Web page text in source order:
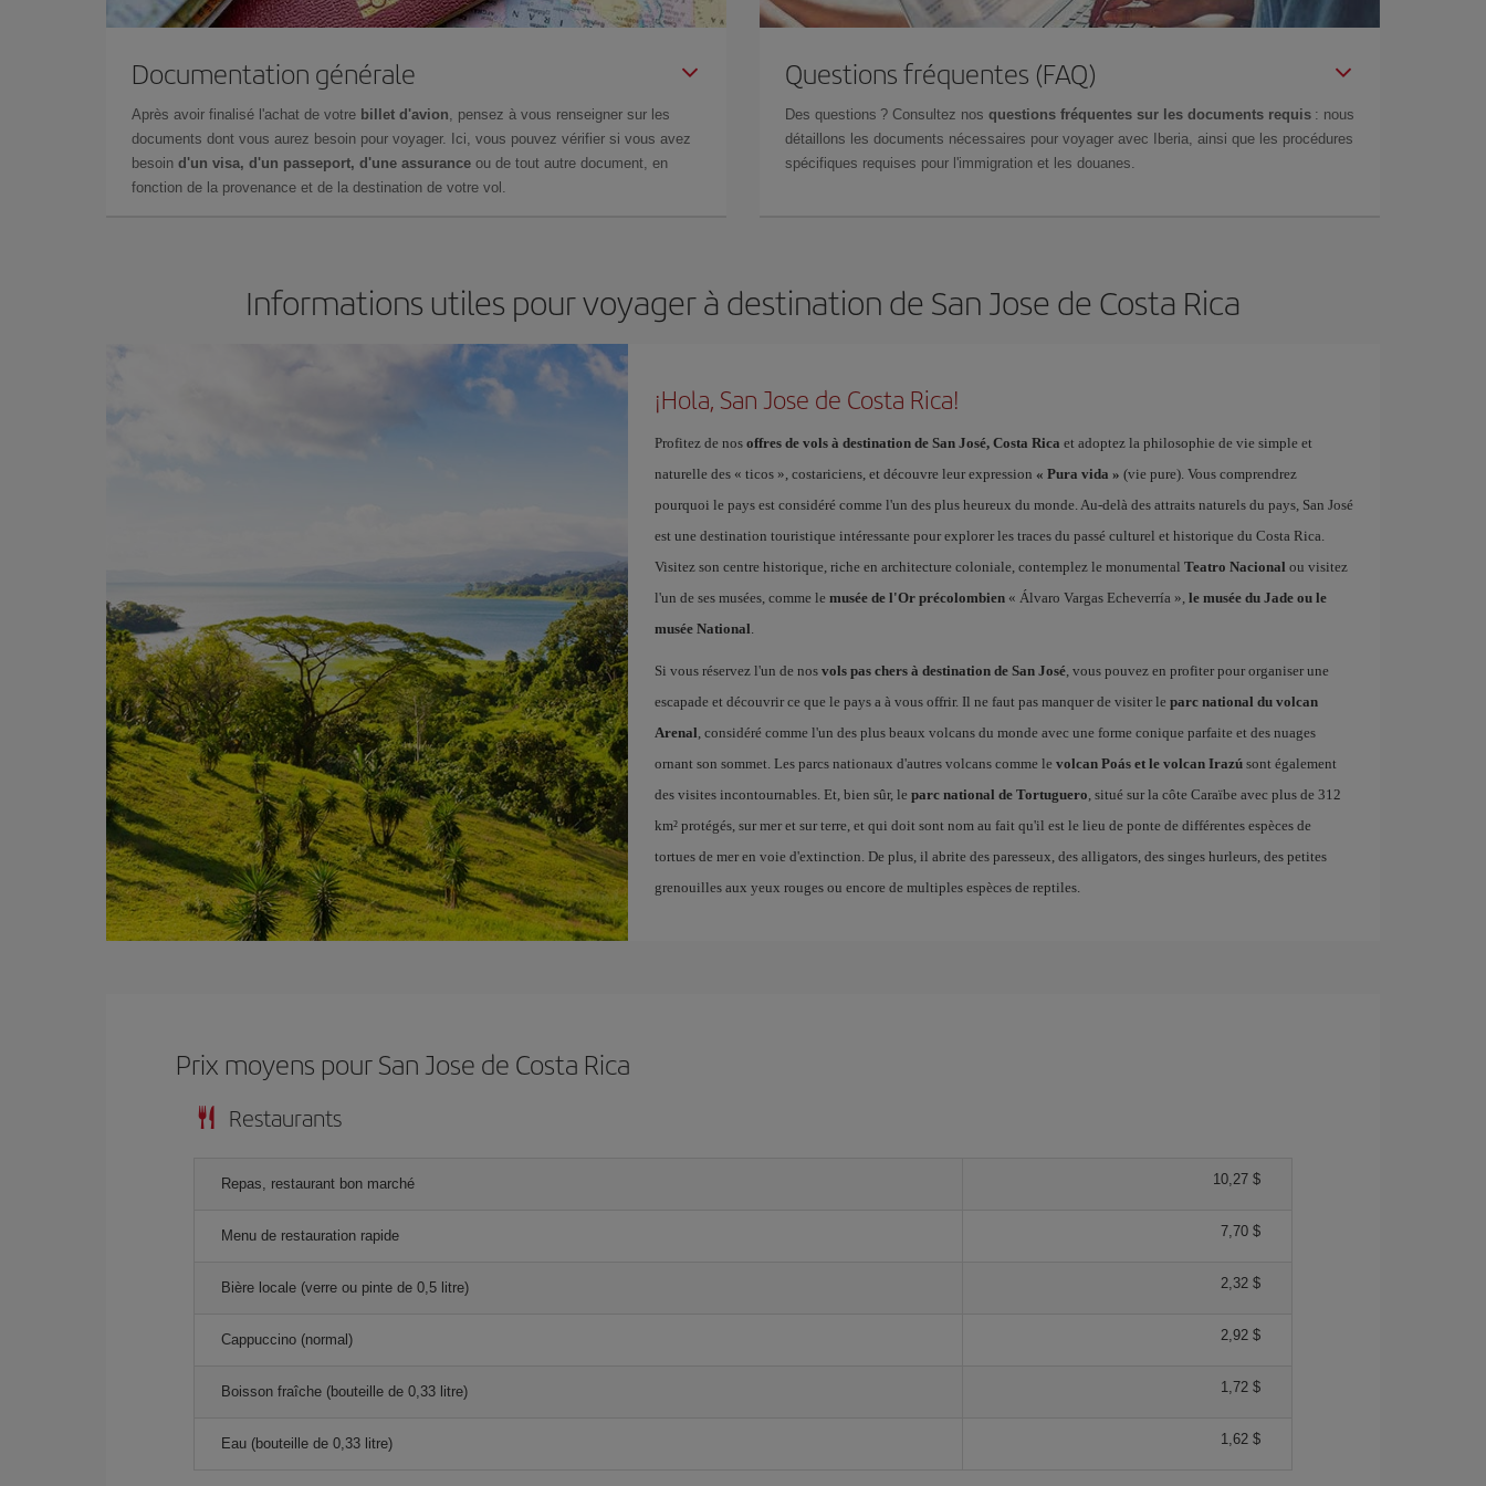
Documentation générale
Après avoir finalisé l'achat de votre billet d'avion, pensez à vous renseigner sur les
documents dont vous aurez besoin pour voyager. Ici, vous pouvez vérifier si vous avez
besoin d'un visa, d'un passeport, d'une assurance ou de tout autre document, en
fonction de la provenance et de la destination de votre vol.
Questions fréquentes (FAQ)
Des questions ? Consultez nos questions fréquentes sur les documents requis : nous
détaillons les documents nécessaires pour voyager avec Iberia, ainsi que les procédures
spécifiques requises pour l'immigration et les douanes.
Informations utiles pour voyager à destination de San Jose de Costa Rica
¡Hola, San Jose de Costa Rica!
Profitez de nos offres de vols à destination de San José, Costa Rica et adoptez la philosophie de vie simple et
naturelle des « ticos », costariciens, et découvre leur expression « Pura vida » (vie pure). Vous comprendrez
pourquoi le pays est considéré comme l'un des plus heureux du monde. Au-delà des attraits naturels du pays, San José
est une destination touristique intéressante pour explorer les traces du passé culturel et historique du Costa Rica.
Visitez son centre historique, riche en architecture coloniale, contemplez le monumental Teatro Nacional ou visitez
l'un de ses musées, comme le musée de l'Or précolombien« Álvaro Vargas Echeverría », le musée du Jade ou le
musée National.
Si vous réservez l'un de nos vols pas chers à destination de San José, vous pouvez en profiter pour organiser une
escapade et découvrir ce que le pays a à vous offrir. Il ne faut pas manquer de visiter le parc national du volcan
Arenal, considéré comme l'un des plus beaux volcans du monde avec une forme conique parfaite et des nuages
ornant son sommet. Les parcs nationaux d'autres volcans comme le volcan Poás et le volcan Irazúsont également
des visites incontournables. Et, bien sûr, le parc national de Tortuguero, situé sur la côte Caraïbe avec plus de 312
km² protégés, sur mer et sur terre, et qui doit sont nom au fait qu'il est le lieu de ponte de différentes espèces de
tortues de mer en voie d'extinction. De plus, il abrite des paresseux, des alligators, des singes hurleurs, des petites
grenouilles aux yeux rouges ou encore de multiples espèces de reptiles.
Prix ​​moyens pour San Jose de Costa Rica
Restaurants
Repas, restaurant bon marché 10,27 $
Menu de restauration rapide 7,70 $
Bière locale (verre ou pinte de 0,5 litre) 2,32 $
Cappuccino (normal) 2,92 $
Boisson fraîche (bouteille de 0,33 litre) 1,72 $
Eau (bouteille de 0,33 litre) 1,62 $